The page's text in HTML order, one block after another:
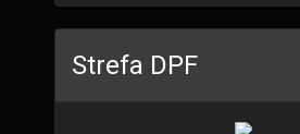
Strefa DPF